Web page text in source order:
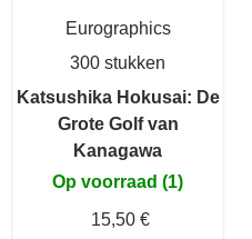
Eurographics
300 stukken
Katsushika Hokusai: De
Grote Golf van
Kanagawa
Op voorraad (1)
15,50 €